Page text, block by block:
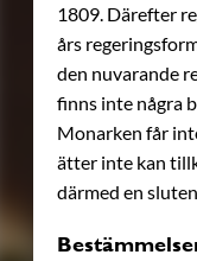
1809. Därefter
års
den nuvarande
finns inte några
Monarken får
ätter inte kan
därmed en